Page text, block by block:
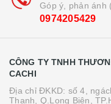
Góp ý, phản ánh
0974205429
CÔNG TY TNHH
CACHI
Địa chỉ ĐKKD: số 4,
Thanh, Q.Long Biên,